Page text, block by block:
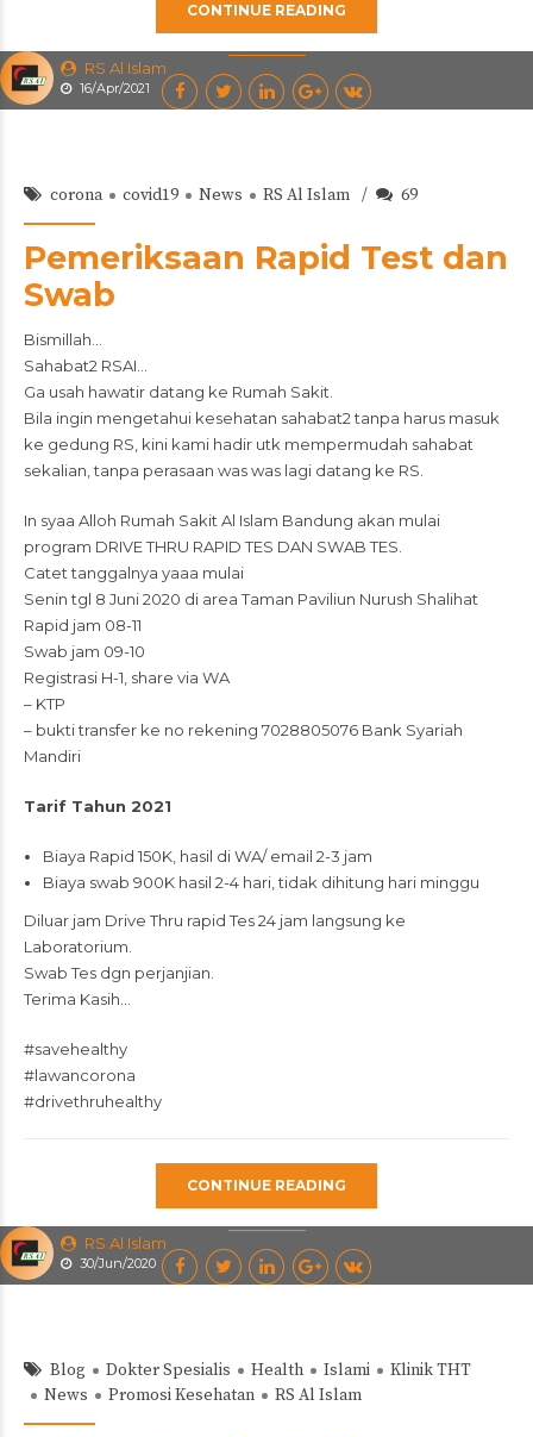
RS Al Islam
16/Apr/2021
CONTINUE READING
RS Al Islam
30/Jun/2020
corona covid19 News RS Al Islam 69
Pemeriksaan Rapid Test dan
Swab
Bismillah…
Sahabat2 RSAI…
Ga usah hawatir datang ke Rumah Sakit.
Bila ingin mengetahui kesehatan sahabat2 tanpa harus masuk
ke gedung RS, kini kami hadir utk mempermudah sahabat
sekalian, tanpa perasaan was was lagi datang ke RS.
In syaa Alloh Rumah Sakit Al Islam Bandung akan mulai
program DRIVE THRU RAPID TES DAN SWAB TES.
Catet tanggalnya yaaa mulai
Senin tgl 8 Juni 2020 di area Taman Paviliun Nurush Shalihat
Rapid jam 08-11
Swab jam 09-10
Registrasi H-1, share via WA
– KTP
– bukti transfer ke no rekening 7028805076 Bank Syariah
Mandiri
Tarif Tahun 2021
Biaya Rapid 150K, hasil di WA/ email 2-3 jam
Biaya swab 900K hasil 2-4 hari, tidak dihitung hari minggu
Diluar jam Drive Thru rapid Tes 24 jam langsung ke
Laboratorium.
Swab Tes dgn perjanjian.
Terima Kasih…
#savehealthy
#lawancorona
#drivethruhealthy
CONTINUE READING
Blog Dokter Spesialis Health Islami
Klinik THT
News
Promosi Kesehatan RS Al Islam